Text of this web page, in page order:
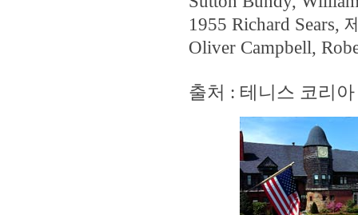
1955 Richard Sears,
Oliver Campbell,
출처 : 테니스 코리아